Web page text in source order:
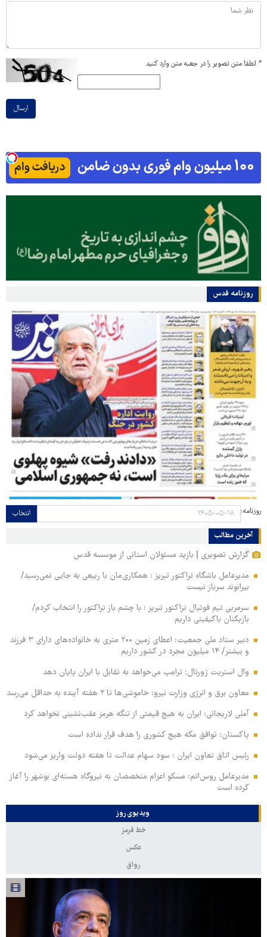
* لطفا متن تصویر را در جعبه متن وارد کنید
ارسال
روزنامه قدس
روزنامه: انتخاب
آخرین مطالب
گزارش تصویری | بازید مسئولان استانی از موسسه قدس
مدیرعامل باشگاه تراکتور تبریز : همکاری‌مان با ربیعی به جایی نمی‌رسید/
بیرانوند سرباز نیست
سرمربی تیم فوتبال تراکتور تبریز : با چشم باز تراکتور را انتخاب کردم/
بازیکنان باکیفیتی داریم
دبیر ستاد ملی جمعیت: اعطای زمین ۲۰۰ متری به خانواده‌های دارای ۳ فرزند
و بیشتر/ ۱۴ میلیون مجرد در کشور داریم
وال‌ استریت ژورنال: ترامپ می‌خواهد به تقابل با ایران پایان دهد
معاون برق و انرژی وزارت نیرو: خاموشی‌ها تا ۲ هفته آینده به حداقل می‌رسد
آملی‌ لاریجانی: ایران به هیچ قیمتی از تنگه هرمز عقب‌نشینی نخواهد کرد
پاکستان: توافق مکه هیچ کشوری را هدف قرار نداده است
رئیس اتاق تعاون ایران : سود سهام عدالت تا هفته دولت واریز می‌شود
مدیرعامل روس‌اتم: مسکو اعزام متخصصان به نیروگاه هسته‌ای بوشهر را آغاز
کرده‌ است
ویدیوی روز
خط قرمز
عکس
رواق